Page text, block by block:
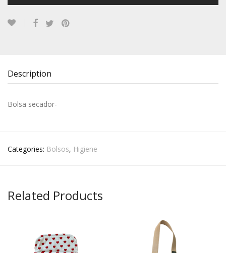
Description
Bolsa secador-
Categories: Bolsos, Higiene
Related Products